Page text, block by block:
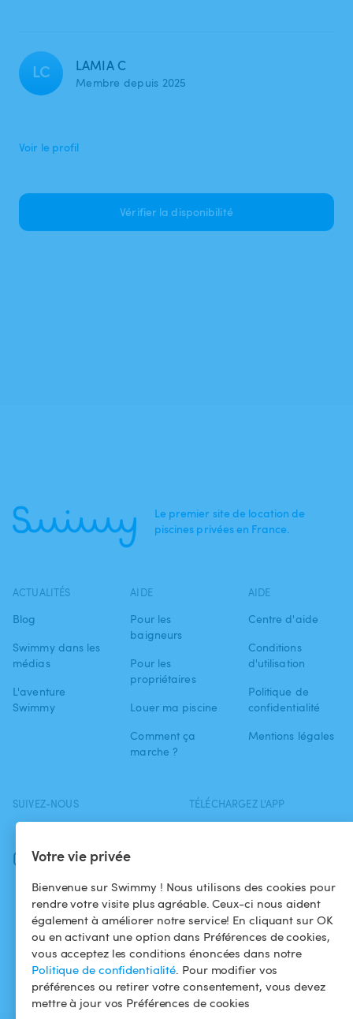
Votre vie privée
Bienvenue sur Swimmy ! Nous utilisons des cookies pour
rendre votre visite plus agréable. Ceux-ci nous aident
également à améliorer notre service! En cliquant sur OK
ou en activant une option dans Préférences de cookies,
vous acceptez les conditions énoncées dans notre
Politique de confidentialité. Pour modifier vos
préférences ou retirer votre consentement, vous devez
mettre à jour vos Préférences de cookies
LC LAMIA C
Membre depuis 2025
Voir le profil
Vérifier la disponibilité
Le premier site de location de
piscines privées en France.
ACTUALITÉS
Blog
Swimmy dans les
médias
L'aventure
Swimmy
AIDE
Pour les
baigneurs
Pour les
propriétaires
Louer ma piscine
Comment ça
marche ?
AIDE
Centre d'aide
Conditions
d'utilisation
Politique de
confidentialité
Mentions légales
SUIVEZ-NOUS
Instagram
TÉLÉCHARGEZ L'APP